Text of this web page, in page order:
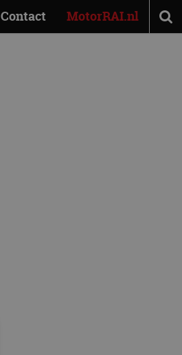
Contact MotorRAI.nl